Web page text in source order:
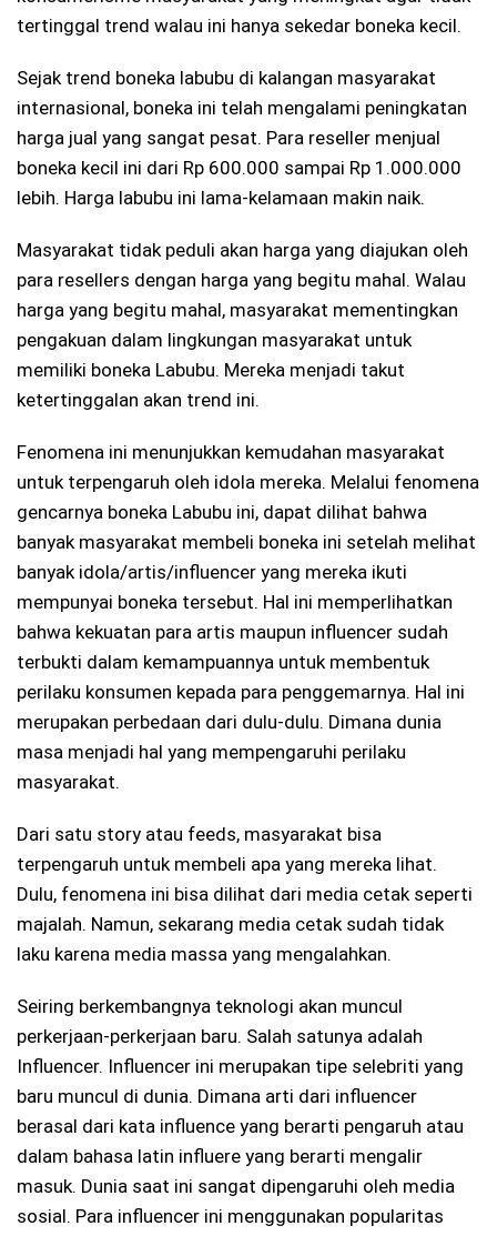
tertinggal trend walau ini hanya sekedar boneka kecil.
Sejak trend boneka labubu di kalangan masyarakat
internasional, boneka ini telah mengalami peningkatan
harga jual yang sangat pesat. Para reseller menjual
boneka kecil ini dari Rp 600.000 sampai Rp 1.000.000
lebih. Harga labubu ini lama-kelamaan makin naik.
Masyarakat tidak peduli akan harga yang diajukan oleh
para resellers dengan harga yang begitu mahal. Walau
harga yang begitu mahal, masyarakat mementingkan
pengakuan dalam lingkungan masyarakat untuk
memiliki boneka Labubu. Mereka menjadi takut
ketertinggalan akan trend ini.
Fenomena ini menunjukkan kemudahan masyarakat
untuk terpengaruh oleh idola mereka. Melalui fenomena
gencarnya boneka Labubu ini, dapat dilihat bahwa
banyak masyarakat membeli boneka ini setelah melihat
banyak idola/artis/influencer yang mereka ikuti
mempunyai boneka tersebut. Hal ini memperlihatkan
bahwa kekuatan para artis maupun influencer sudah
terbukti dalam kemampuannya untuk membentuk
perilaku konsumen kepada para penggemarnya. Hal ini
merupakan perbedaan dari dulu-dulu. Dimana dunia
masa menjadi hal yang mempengaruhi perilaku
masyarakat.
Dari satu story atau feeds, masyarakat bisa
terpengaruh untuk membeli apa yang mereka lihat.
Dulu, fenomena ini bisa dilihat dari media cetak seperti
majalah. Namun, sekarang media cetak sudah tidak
laku karena media massa yang mengalahkan.
Seiring berkembangnya teknologi akan muncul
perkerjaan-perkerjaan baru. Salah satunya adalah
Influencer. Influencer ini merupakan tipe selebriti yang
baru muncul di dunia. Dimana arti dari influencer
berasal dari kata influence yang berarti pengaruh atau
dalam bahasa latin influere yang berarti mengalir
masuk. Dunia saat ini sangat dipengaruhi oleh media
sosial. Para influencer ini menggunakan popularitas